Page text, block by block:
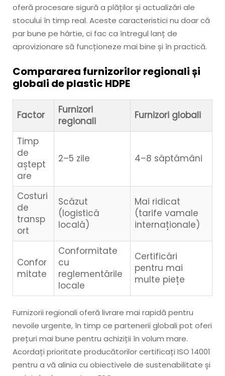
oferă procesare sigură a plăților și actualizări ale
stocului în timp real. Aceste caracteristici nu doar că
par bune pe hârtie, ci fac ca întregul lanț de
aprovizionare să funcționeze mai bine și în practică.
Compararea furnizorilor regionali și
globali de plastic HDPE
Factor
Furnizori
regionali
Furnizori globali
Timp
de
aștept
are
2–5 zile 4–8 săptămâni
Costuri
de
transp
ort
Scăzut
(logistică
locală)
Mai ridicat
(tarife vamale
internaționale)
Confor
mitate
Conformitate
cu
reglementările
locale
Certificări
pentru mai
multe piețe
Furnizorii regionali oferă livrare mai rapidă pentru
nevoile urgente, în timp ce partenerii globali pot oferi
prețuri mai bune pentru achiziții în volum mare.
Acordați prioritate producătorilor certificați ISO 14001
pentru a vă alinia cu obiectivele de sustenabilitate și